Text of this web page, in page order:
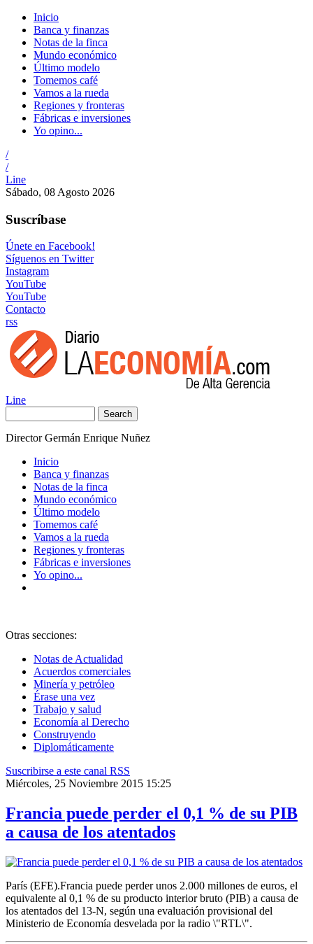
Inicio
Banca y finanzas
Notas de la finca
Mundo económico
Último modelo
Tomemos café
Vamos a la rueda
Regiones y fronteras
Fábricas e inversiones
Yo opino...
/
/
Line
Sábado, 08 Agosto 2026
Suscríbase
Únete en Facebook!
Síguenos en Twitter
Instagram
YouTube
YouTube
Contacto
rss
Line
Search
Director Germán Enrique Nuñez
Inicio
Banca y finanzas
Notas de la finca
Mundo económico
Último modelo
Tomemos café
Vamos a la rueda
Regiones y fronteras
Fábricas e inversiones
Yo opino...
Otras secciones:
Notas de Actualidad
Acuerdos comerciales
Minería y petróleo
Érase una vez
Trabajo y salud
Economía al Derecho
Construyendo
Diplomáticamente
Suscribirse a este canal RSS
Miércoles, 25 Noviembre 2015 15:25
Francia puede perder el 0,1 % de su PIB
a causa de los atentados
París (EFE).Francia puede perder unos 2.000 millones de euros, el
equivalente al 0,1 % de su producto interior bruto (PIB) a causa de
los atentados del 13-N, según una evaluación provisional del
Ministerio de Economía desvelada por la radio \"RTL\".